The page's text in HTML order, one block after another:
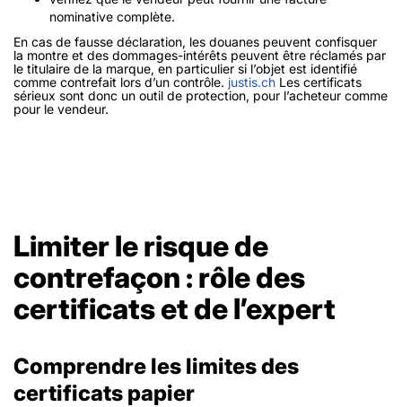
nominative complète.
En cas de fausse déclaration, les douanes peuvent confisquer
la montre et des dommages-intérêts peuvent être réclamés par
le titulaire de la marque, en particulier si l’objet est identifié
comme contrefait lors d’un contrôle. justis.ch Les certificats
sérieux sont donc un outil de protection, pour l’acheteur comme
pour le vendeur.
Limiter le risque de
contrefaçon : rôle des
certificats et de l’expert
Comprendre les limites des
certificats papier